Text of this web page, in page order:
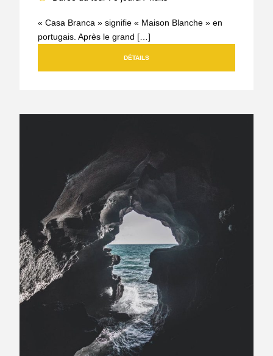
« Casa Branca » signifie « Maison Blanche » en
portugais. Après le grand […]
DÉTAILS